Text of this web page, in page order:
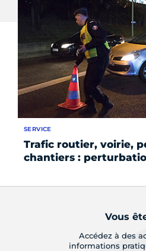
Trafic routier, voirie,
chantiers :
SERVICE
Vous
Accédez à des
informations